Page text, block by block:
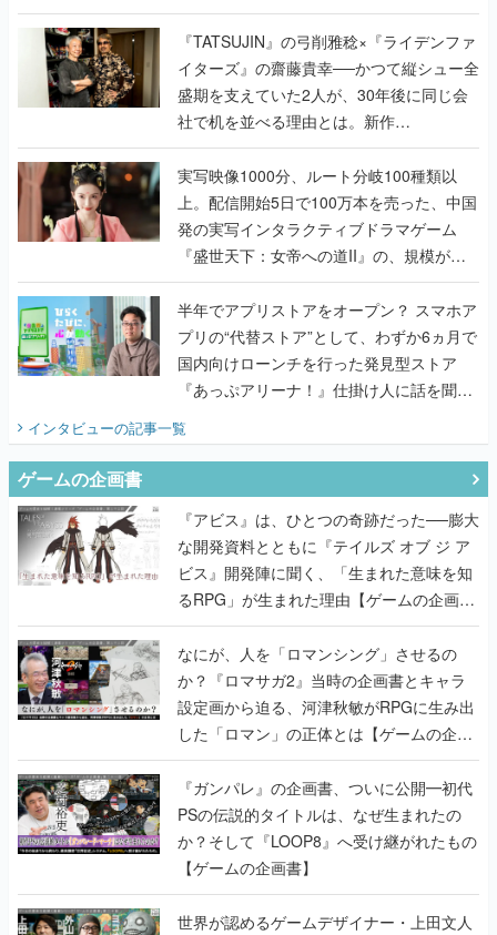
で作り込まれた理由を両ディレクターに聞
く
『TATSUJIN』の弓削雅稔×『ライデンファ
イターズ』の齋藤貴幸──かつて縦シュー全
盛期を支えていた2人が、30年後に同じ会
社で机を並べる理由とは。新作
『TATSUJIN EXTREME』で初タッグを組
んだレジェンド2人に訊く開発秘話
実写映像1000分、ルート分岐100種類以
上。配信開始5日で100万本を売った、中国
発の実写インタラクティブドラマゲーム
『盛世天下：女帝への道II』の、規模が違
うこだわりをプロデューサーに聞いた
半年でアプリストアをオープン？ スマホア
プリの“代替ストア”として、わずか6ヵ月で
国内向けローンチを行った発見型ストア
『あっぷアリーナ！』仕掛け人に話を聞い
インタビューの記事一覧
ゲームの企画書
『アビス』は、ひとつの奇跡だった──膨大
な開発資料とともに『テイルズ オブ ジ ア
ビス』開発陣に聞く、「生まれた意味を知
るRPG」が生まれた理由【ゲームの企画
書】
なにが、人を「ロマンシング」させるの
か？『ロマサガ2』当時の企画書とキャラ
設定画から迫る、河津秋敏がRPGに生み出
した「ロマン」の正体とは【ゲームの企画
書】
『ガンパレ』の企画書、ついに公開━初代
PSの伝説的タイトルは、なぜ生まれたの
か？そして『LOOP8』へ受け継がれたもの
【ゲームの企画書】
世界が認めるゲームデザイナー・上田文人